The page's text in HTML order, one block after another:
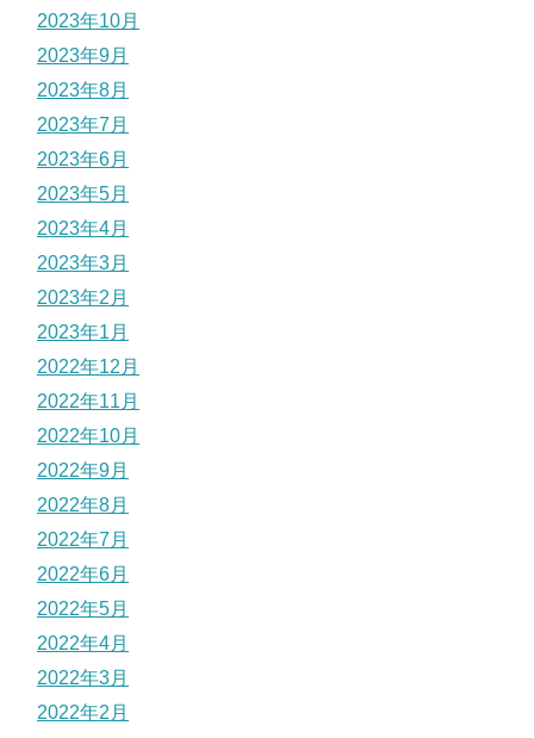
2023年10月
2023年9月
2023年8月
2023年7月
2023年6月
2023年5月
2023年4月
2023年3月
2023年2月
2023年1月
2022年12月
2022年11月
2022年10月
2022年9月
2022年8月
2022年7月
2022年6月
2022年5月
2022年4月
2022年3月
2022年2月